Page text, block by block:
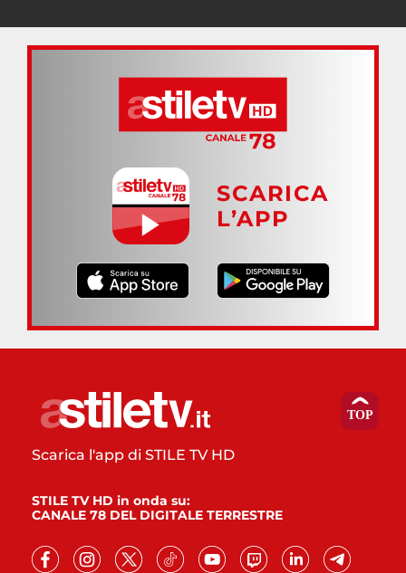
SCARICA
L’APP
Scarica l'app di STILE TV HD
STILE TV HD in onda su:
CANALE 78 DEL DIGITALE TERRESTRE